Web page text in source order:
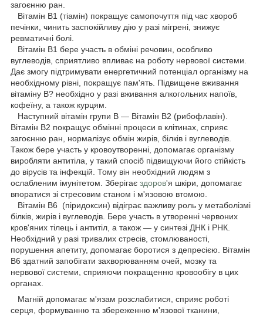
загоєнню ран.
Вітамін В1 (тіамін) покращує самопочуття під час хвороб
печінки, чинить заспокійливу дію у разі мігрені, знижує
ревматичні болі.
Вітамін В1 бере участь в обміні речовин, особливо
вуглеводів, сприятливо впливає на роботу нервової системи.
Дає змогу підтримувати енергетичний потенціал організму на
необхідному рівні, покращує пам'ять. Підвищене вживання
вітаміну В? необхідно у разі вживання алкогольних напоїв,
кофеїну, а також курцям.
Наступний вітамін групи B — Вітамін В2 (рибофлавін).
Вітамін В2 покращує обмінні процеси в клітинах, сприяє
загоєнню ран, нормалізує обмін жирів, білків і вуглеводів.
Також бере участь у кровоутворенні, допомагає організму
виробляти антитіла, у такий спосіб підвищуючи його стійкість
до вірусів та інфекцій. Тому він необхідний людям з
ослабленим імунітетом. Зберігає здоров'я шкіри, допомагає
впоратися зі стресовим станом і м'язовою втомою.
Вітамін B6 (піридоксин) відіграє важливу роль у метаболізмі
білків, жирів і вуглеводів. Бере участь в утворенні червоних
кров'яних тілець і антитіл, а також — у синтезі ДНК і РНК.
Необхідний у разі тривалих стресів, стомлюваності,
порушення апетиту, допомагає боротися з депресією. Вітамін
B6 здатний запобігати захворюванням очей, мозку та
нервової системи, сприяючи покращенню кровообігу в цих
органах.
Магній допомагає м'язам розслабитися, сприяє роботі
серця, формуванню та збереженню м'язової тканини,